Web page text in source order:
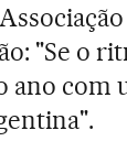
"Se o
com